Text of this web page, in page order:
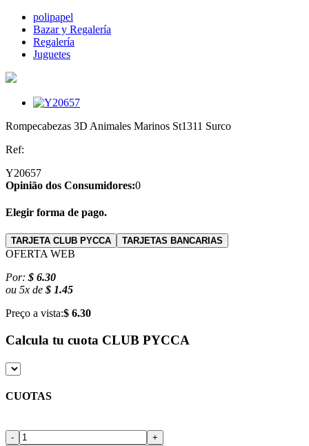
polipapel
Bazar y Regalería
Regalería
Juguetes
Rompecabezas 3D Animales Marinos St1311 Surco
Ref:
Y20657
Opinião dos Consumidores:0
Elegir forma de pago.
TARJETA CLUB PYCCA TARJETAS BANCARIAS
OFERTA WEB
Por: $ 6.30
ou 5x de $ 1.45
Preço a vista:$ 6.30
Calcula tu cuota CLUB PYCCA
CUOTAS
- +